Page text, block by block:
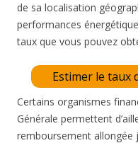
de sa localisation
performances
taux que vous pouvez
Estimer le taux
Certains organismes
Générale permettent
remboursement allongée